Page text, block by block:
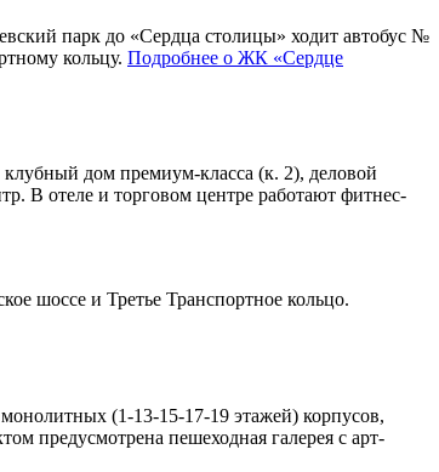
парк до «Сердца столицы» ходит автобус №
кольцу. Подробнее о ЖК «Сердце
дом премиум-класса (к. 2), деловой
В отеле и торговом центре работают фитнес-
шоссе и Третье Транспортное кольцо.
(1-13-15-17-19 этажей) корпусов,
предусмотрена пешеходная галерея с арт-